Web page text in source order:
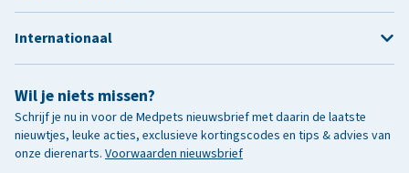
Wil je niets missen?
Schrijf je nu in voor de Medpets nieuwsbrief met daarin de laatste
nieuwtjes, leuke acties, exclusieve kortingscodes en tips & advies van
onze dierenarts. Voorwaarden nieuwsbrief
Internationaal